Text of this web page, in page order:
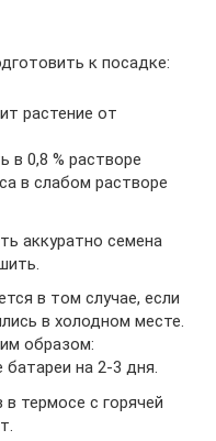
к посадке:
растение от
в 0,8 % растворе
в слабом растворе
аккуратно семена
в том случае, если
в холодном месте.
образом:
на 2-3 дня.
термосе с горячей